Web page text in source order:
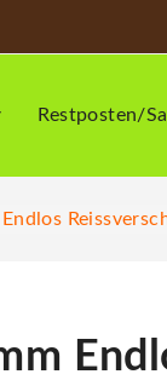
Restposten/